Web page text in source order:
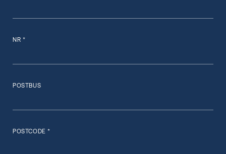
NR *
POSTBUS
POSTCODE *